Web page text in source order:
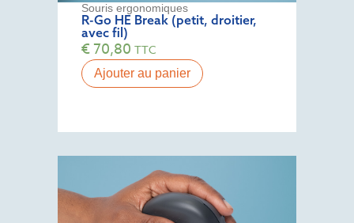
Souris ergonomiques
R-Go HE Break (petit, droitier,
avec fil)
€70,80 TTC
Ajouter au panier